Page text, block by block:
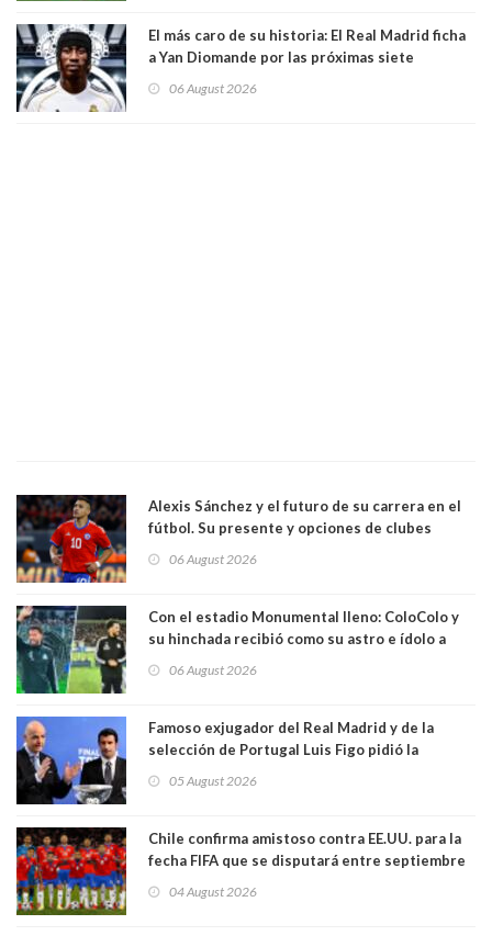
El más caro de su historia: El Real Madrid ficha
a Yan Diomande por las próximas siete
06 August 2026
Alexis Sánchez y el futuro de su carrera en el
fútbol. Su presente y opciones de clubes
06 August 2026
Con el estadio Monumental lleno: ColoColo y
su hinchada recibió como su astro e ídolo a
06 August 2026
Famoso exjugador del Real Madrid y de la
selección de Portugal Luis Figo pidió la
comportamiento más bajo y cobarde que he
05 August 2026
Chile confirma amistoso contra EE.UU. para la
fecha FIFA que se disputará entre septiembre
04 August 2026